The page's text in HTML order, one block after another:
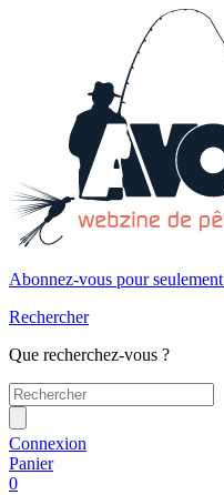
Abonnez-vous pour seulement
Rechercher
Que recherchez-vous ?
Connexion
Panier
0